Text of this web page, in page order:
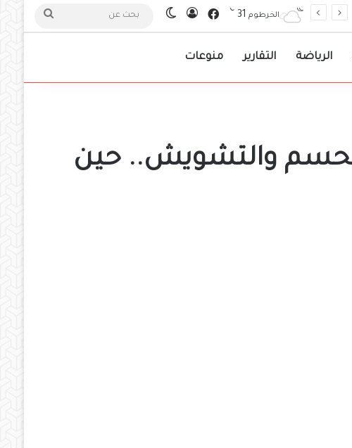
الخرطوم 31
℃ فيسبوكتسجيل الدخول
الوضع المظلم
الرياضة التقارير منوعات
الحسم والتشويش.. حين